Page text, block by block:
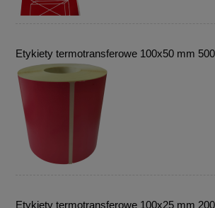
Etykiety termotransferowe 100x50 mm
Etykiety termotransferowe 100x25 mm